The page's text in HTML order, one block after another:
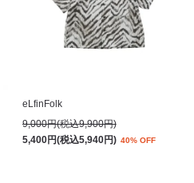
eLfinFolk
9,000円(税込9,900円)
5,400円(税込5,940円) 40% OFF